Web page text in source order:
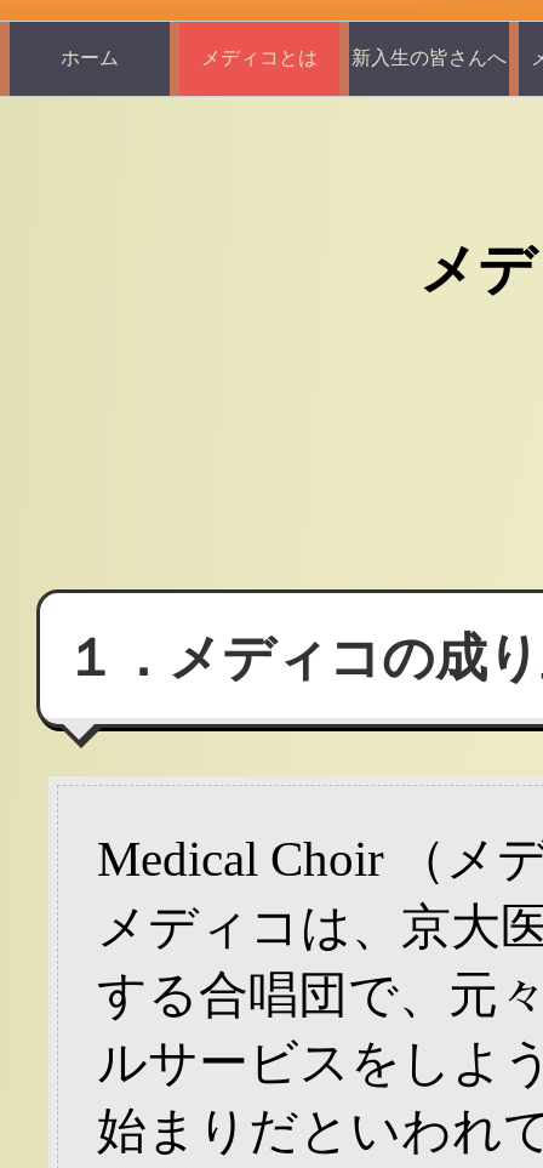
ホーム メディコとは 新入生の皆さんへ
メ
１．メディコの成
Medical Choir （メ
メディコは、京大
する合唱団で、元
ルサービスをしよ
始まりだといわれ